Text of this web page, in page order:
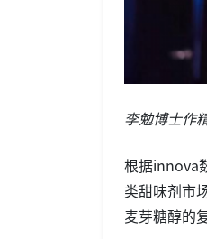
李勉博士作
根据innova
类甜味剂市
麦芽糖醇的